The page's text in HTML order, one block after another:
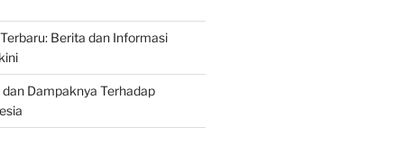
Berita dan Informasi
Dampaknya Terhadap